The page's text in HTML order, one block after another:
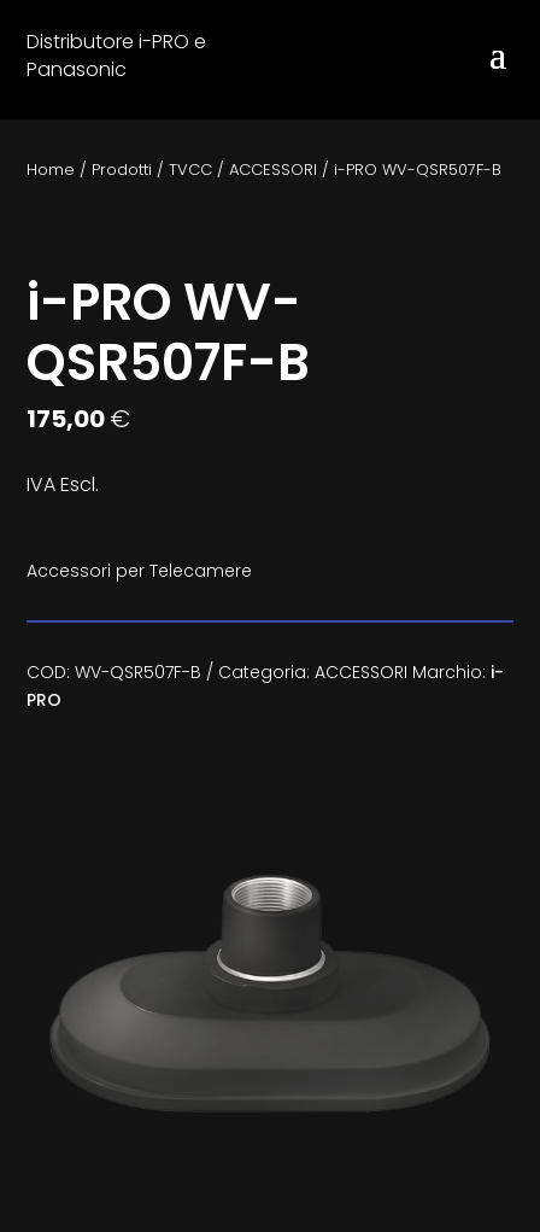
Distributore i-PRO e
Panasonic
Home / Prodotti /TVCC /ACCESSORI / i-PRO WV-QSR507F-B
i-PRO WV-
QSR507F-B
175,00€
IVA Escl.
Accessori per Telecamere
COD: WV-QSR507F-B Categoria: ACCESSORI Marchio: i-
PRO